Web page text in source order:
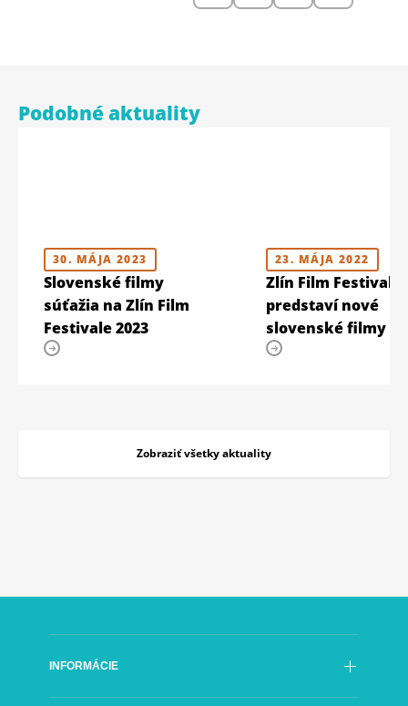
Podobné aktuality
30. MÁJA 2023
Slovenské filmy
súťažia na Zlín Film
Festivale 2023
23. MÁJA 2022
Zlín Film Festival
predstaví nové
slovenské filmy
Zobraziť všetky aktuality
INFORMÁCIE